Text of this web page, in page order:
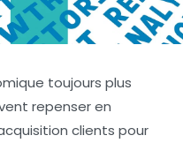
toujours plus
repenser en
clients pour